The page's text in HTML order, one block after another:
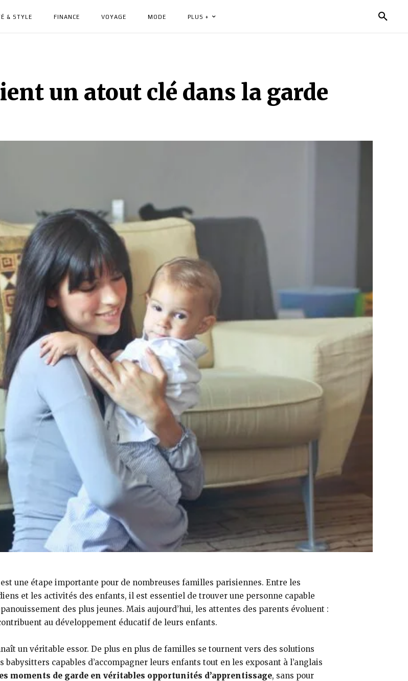
& STYLE FINANCE VOYAGE MODE PLUS +
un atout clé dans la garde
une étape importante pour de nombreuses familles parisiennes. Entre les
et les activités des enfants, il est essentiel de trouver une personne capable
des plus jeunes. Mais aujourd’hui, les attentes des parents évoluent :
au développement éducatif de leurs enfants.
un véritable essor. De plus en plus de familles se tournent vers des solutions
babysitters capables d’accompagner leurs enfants tout en les exposant à l’anglais
moments de garde en véritables opportunités d’apprentissage, sans pour